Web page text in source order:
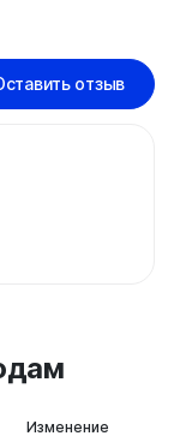
отзыв
Изменение